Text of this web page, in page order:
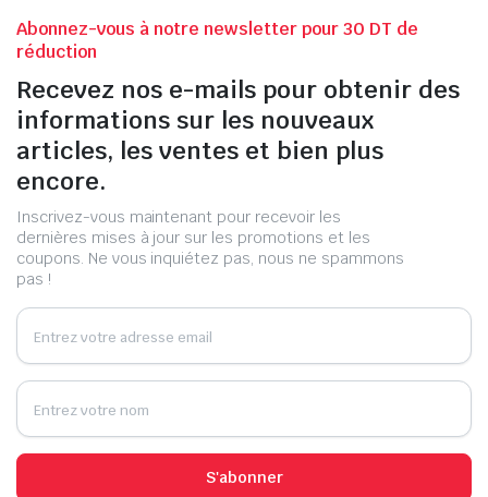
Abonnez-vous à notre newsletter pour 30 DT de
réduction
Recevez nos e-mails pour obtenir des
informations sur les nouveaux
articles, les ventes et bien plus
encore.
Inscrivez-vous maintenant pour recevoir les
dernières mises à jour sur les promotions et les
coupons. Ne vous inquiétez pas, nous ne spammons
pas !
S'abonner